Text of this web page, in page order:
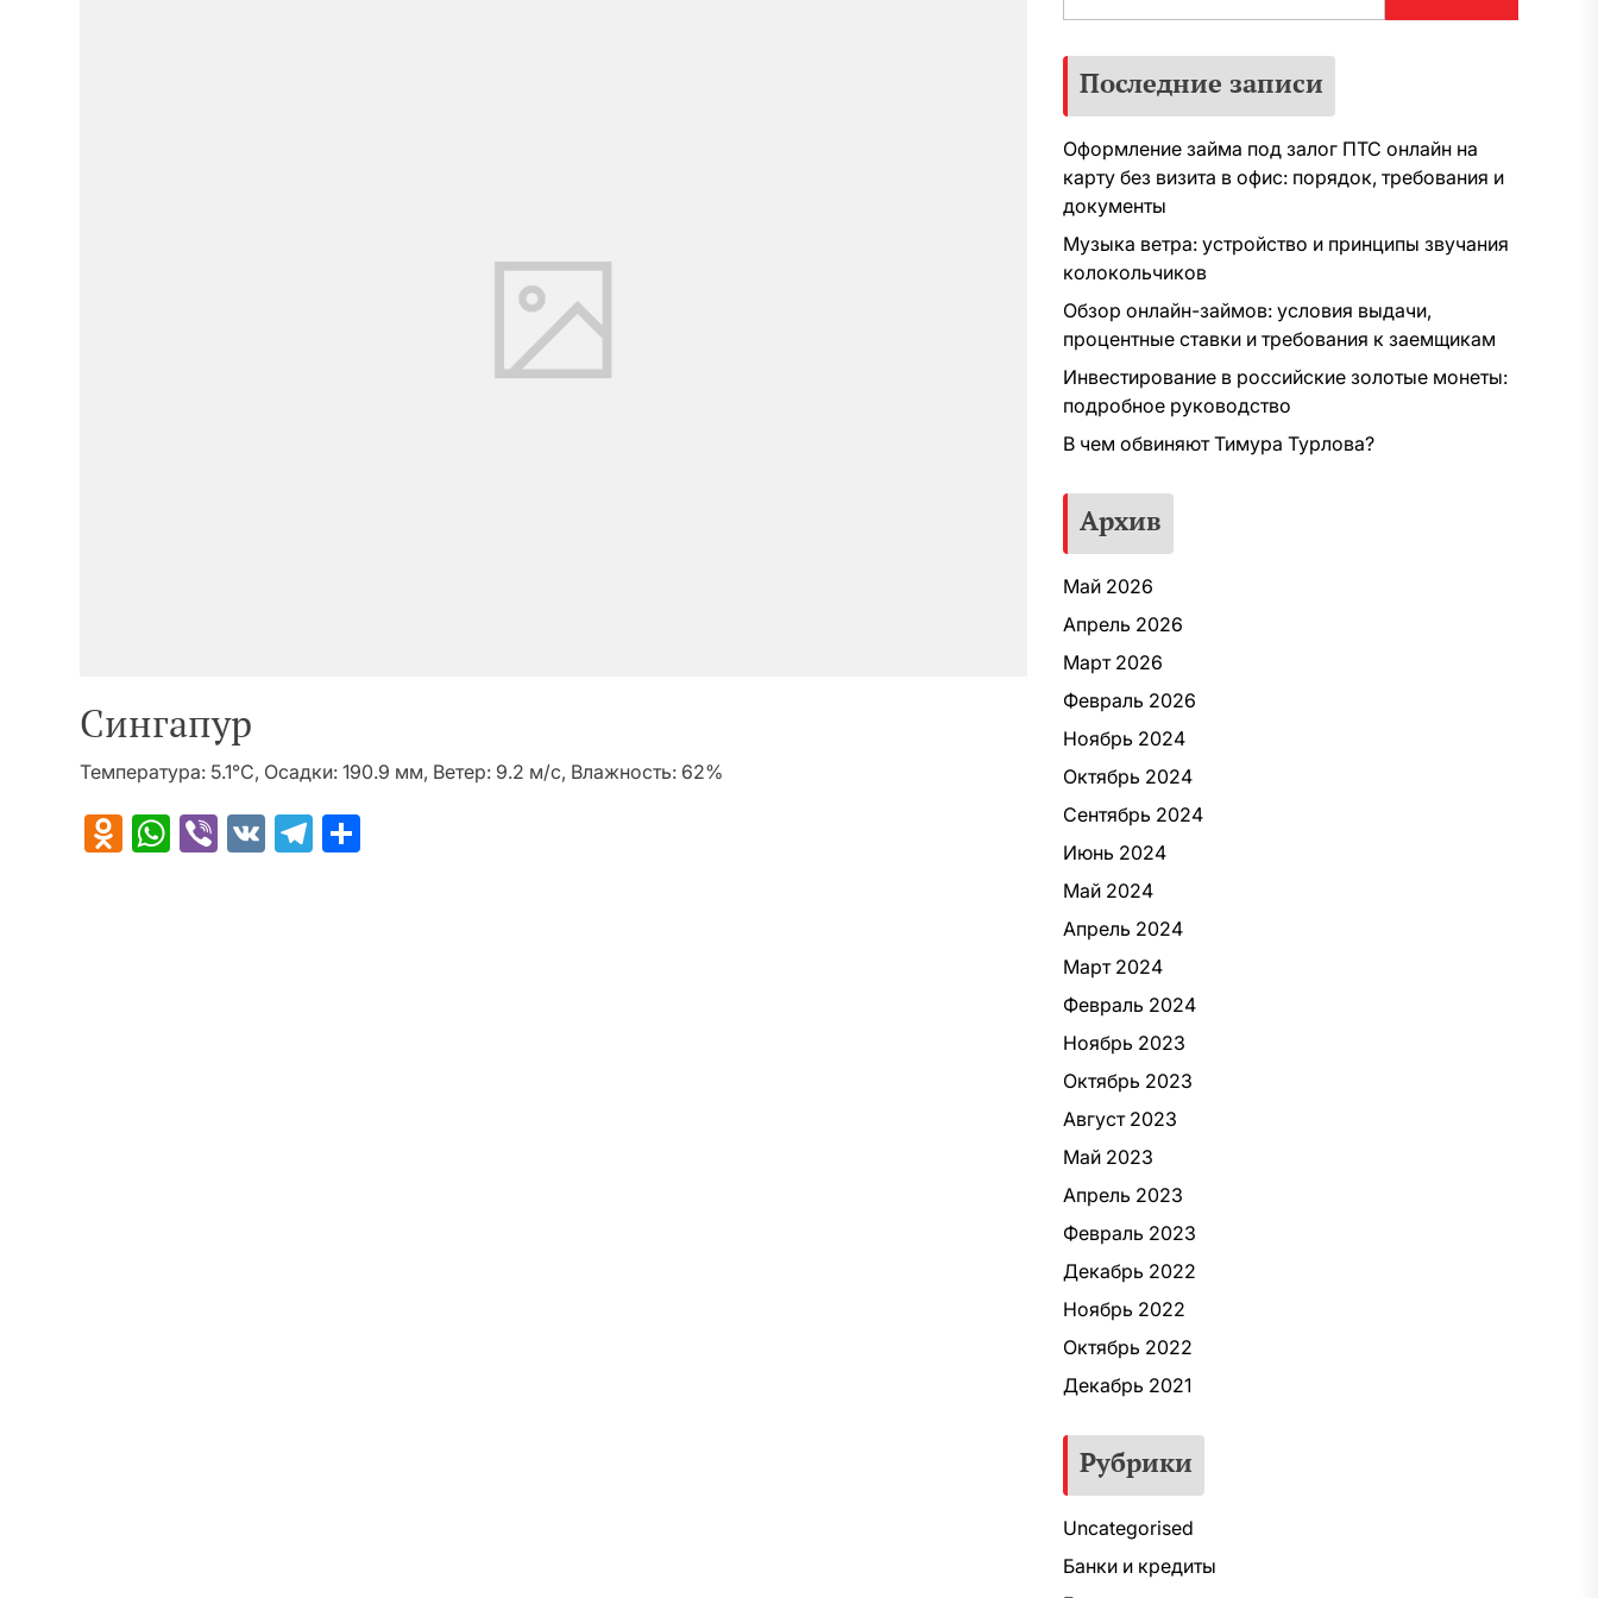
Сингапур
Температура: 5.1°C, Осадки: 190.9 мм, Ветер: 9.2 м/с, Влажность: 62%
Odnoklassniki
WhatsApp
Viber
VK Telegram
Последние записи
Оформление займа под залог ПТС онлайн на
карту без визита в офис: порядок, требования и
документы
Музыка ветра: устройство и принципы звучания
колокольчиков
Обзор онлайн-займов: условия выдачи,
процентные ставки и требования к заемщикам
Инвестирование в российские золотые монеты:
подробное руководство
В чем обвиняют Тимура Турлова?
Архив
Май 2026
Апрель 2026
Март 2026
Февраль 2026
Ноябрь 2024
Октябрь 2024
Сентябрь 2024
Июнь 2024
Май 2024
Апрель 2024
Март 2024
Февраль 2024
Ноябрь 2023
Октябрь 2023
Август 2023
Май 2023
Апрель 2023
Февраль 2023
Декабрь 2022
Ноябрь 2022
Октябрь 2022
Декабрь 2021
Рубрики
Uncategorised
Банки и кредиты